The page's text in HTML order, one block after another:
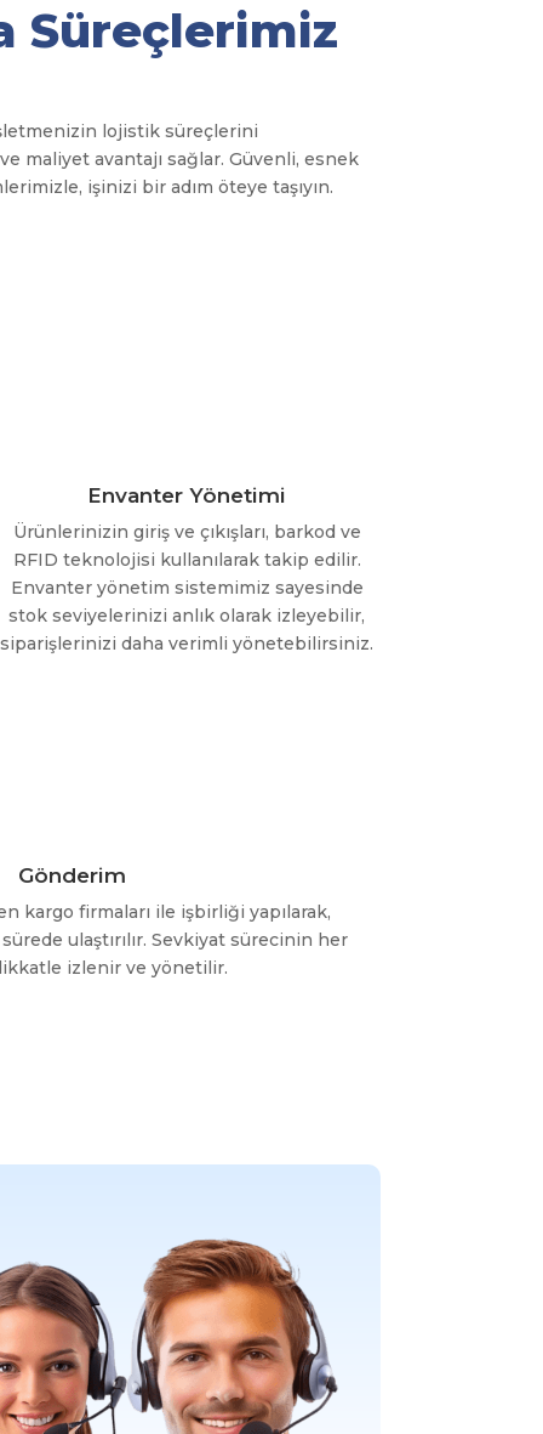
Süreçlerimiz
lojistik süreçlerini
maliyet avantajı sağlar. Güvenli, esnek
işinizi bir adım öteye taşıyın.
Envanter Yönetimi
Ürünlerinizin giriş ve çıkışları, barkod ve
RFID teknolojisi kullanılarak takip edilir.
Envanter yönetim sistemimiz sayesinde
stok seviyelerinizi anlık olarak izleyebilir,
siparişlerinizi daha verimli yönetebilirsiniz.
Gönderim
kargo firmaları ile işbirliği yapılarak,
ulaştırılır. Sevkiyat sürecinin her
izlenir ve yönetilir.